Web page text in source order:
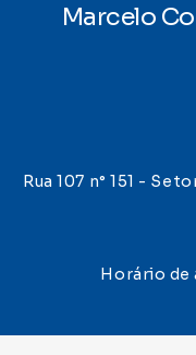
Marcelo
Rua 107 n° 151 -
Horário de